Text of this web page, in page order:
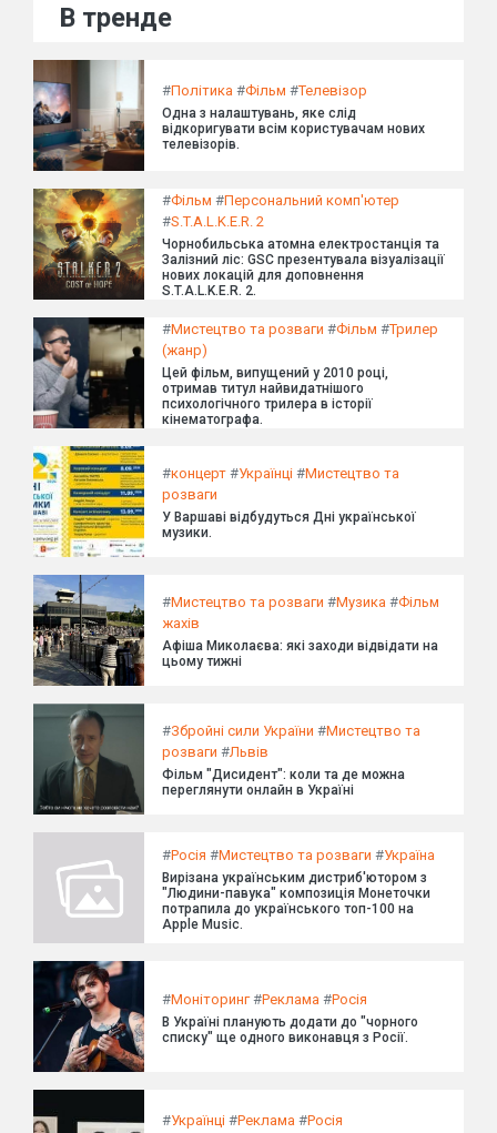
В тренде
#Політика #Фільм #Телевізор
Одна з налаштувань, яке слід
відкоригувати всім користувачам нових
телевізорів.
#Фільм #Персональний комп'ютер
#S.T.A.L.K.E.R. 2
Чорнобильська атомна електростанція та
Залізний ліс: GSC презентувала візуалізації
нових локацій для доповнення
S.T.A.L.K.E.R. 2.
#Мистецтво та розваги #Фільм #Трилер
(жанр)
Цей фільм, випущений у 2010 році,
отримав титул найвидатнішого
психологічного трилера в історії
кінематографа.
#концерт #Українці #Мистецтво та
розваги
У Варшаві відбудуться Дні української
музики.
#Мистецтво та розваги #Музика #Фільм
жахів
Афіша Миколаєва: які заходи відвідати на
цьому тижні
#Збройні сили України #Мистецтво та
розваги #Львів
Фільм "Дисидент": коли та де можна
переглянути онлайн в Україні
#Росія #Мистецтво та розваги #Україна
Вирізана українським дистриб'ютором з
"Людини-павука" композиція Монеточки
потрапила до українського топ-100 на
Apple Music.
#Моніторинг#Реклама #Росія
В Україні планують додати до "чорного
списку" ще одного виконавця з Росії.
#Українці #Реклама #Росія